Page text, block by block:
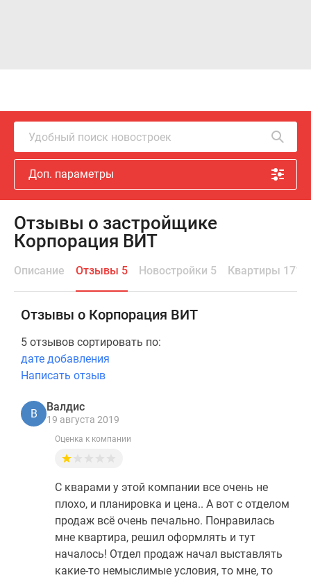
Удобный поиск новостроек
Доп. параметры
Отзывы о застройщике
Корпорация ВИТ
Описание Отзывы 5 Новостройки 5 Квартиры 171
Отзывы о Корпорация ВИТ
5 отзывов сортировать по:
дате добавления
Написать отзыв
В
Валдис
19 августа 2019
Оценка к компании
С кварами у этой компании все очень не
плохо, и планировка и цена.. А вот с отделом
продаж всё очень печально. Понравилась
мне квартира, решил оформлять и тут
началось! Отдел продаж начал выставлять
какие-то немыслимые условия, то мне, то